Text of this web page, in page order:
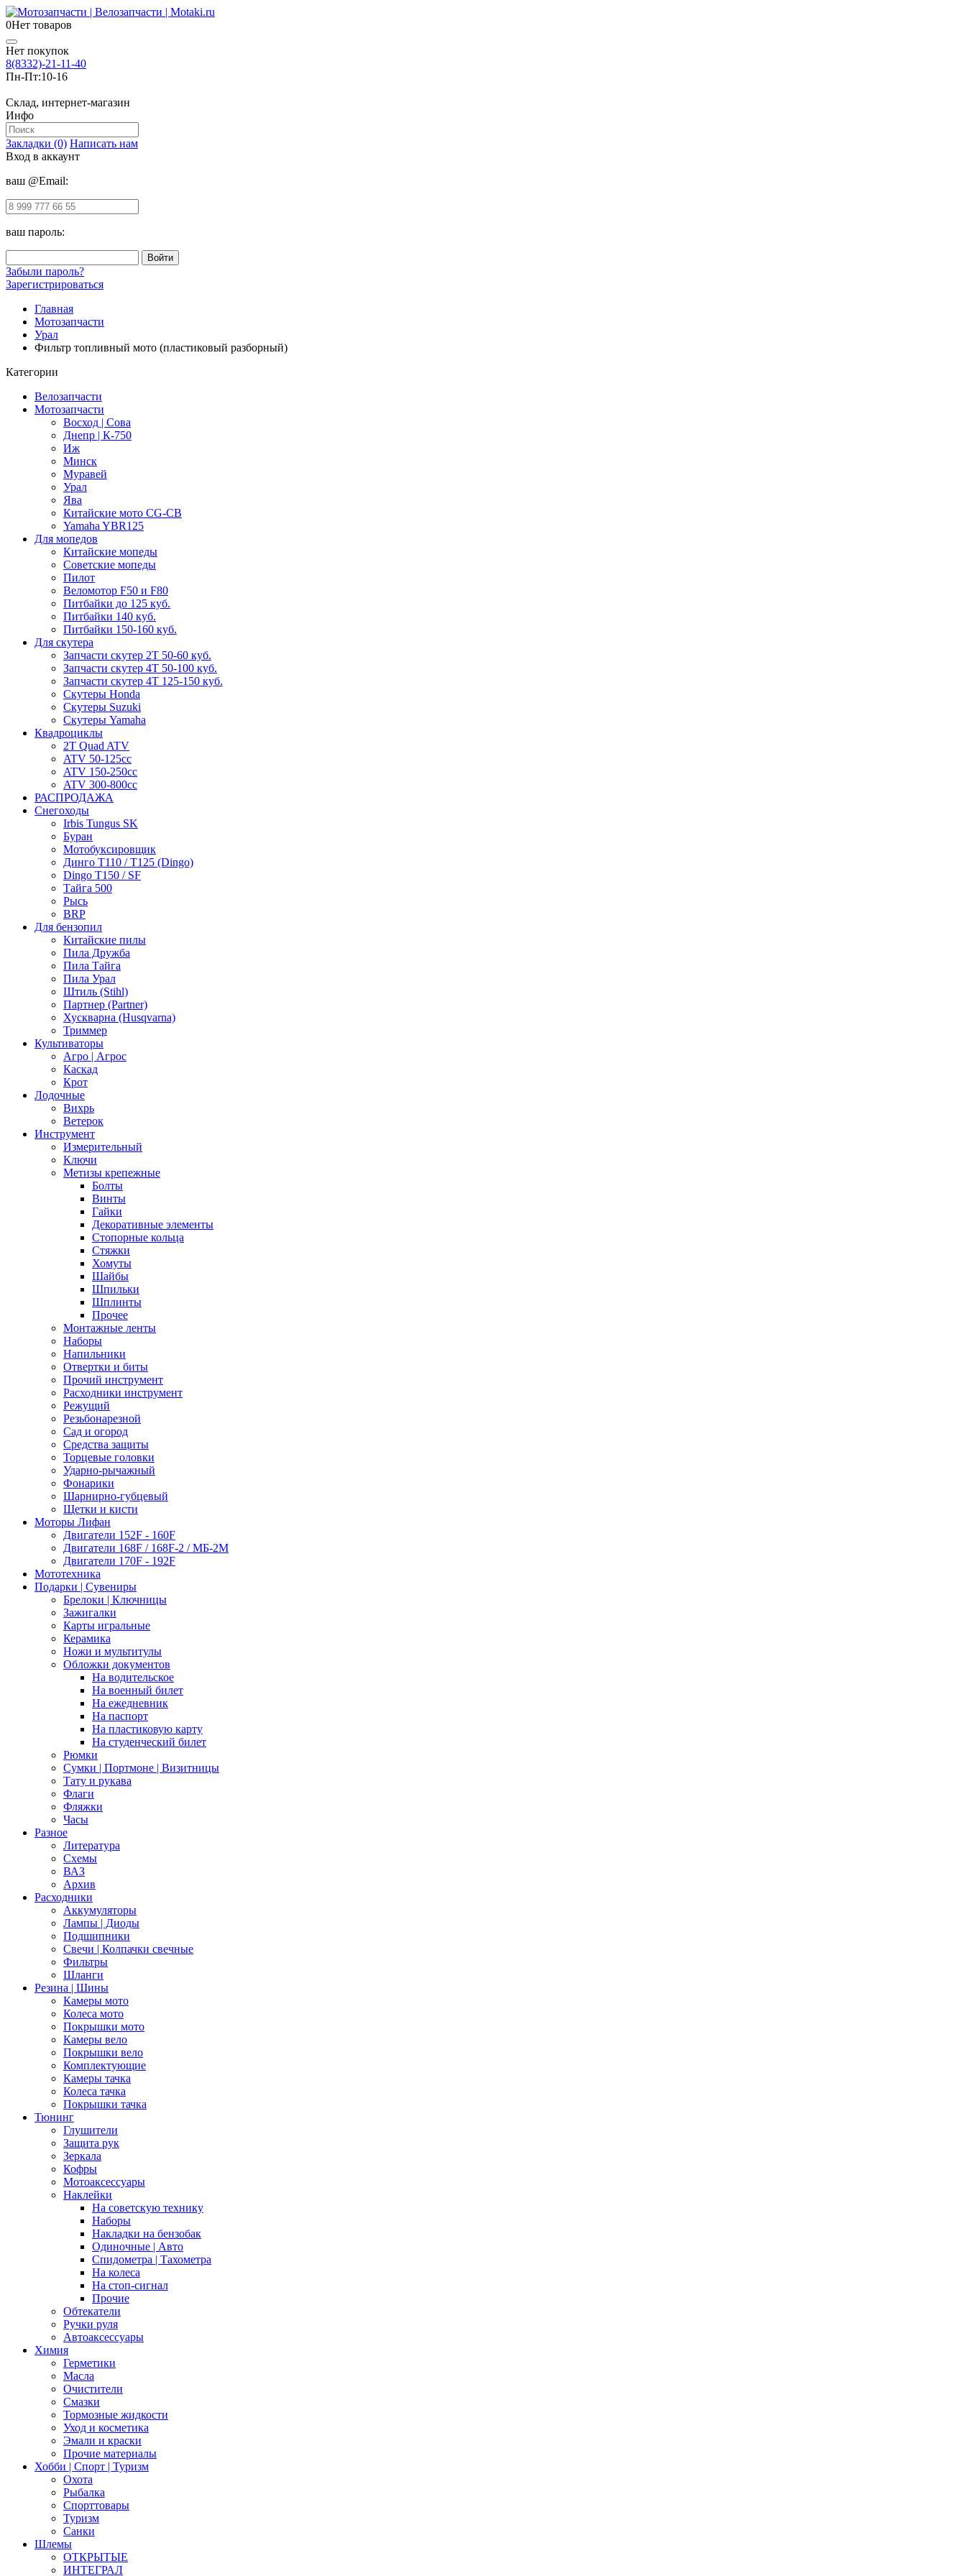
0Нет товаров
Нет покупок
8(8332)-21-11-40
Пн-Пт:10-16
Склад, интернет-магазин
Инфо
Закладки (0) Написать нам
Вход в аккаунт
ваш @Email:
ваш пароль:
Забыли пароль?
Зарегистрироваться
Главная
Мотозапчасти
Урал
Фильтр топливный мото (пластиковый разборный)
Категории
Велозапчасти
Мотозапчасти
Восход | Сова
Днепр | К-750
Иж
Минск
Муравей
Урал
Ява
Китайские мото CG-CB
Yamaha YBR125
Для мопедов
Китайские мопеды
Советские мопеды
Пилот
Веломотор F50 и F80
Питбайки до 125 куб.
Питбайки 140 куб.
Питбайки 150-160 куб.
Для скутера
Запчасти скутер 2Т 50-60 куб.
Запчасти скутер 4Т 50-100 куб.
Запчасти скутер 4Т 125-150 куб.
Скутеры Honda
Скутеры Suzuki
Скутеры Yamaha
Квадроциклы
2T Quad ATV
ATV 50-125cc
ATV 150-250cc
ATV 300-800cc
РАСПРОДАЖА
Снегоходы
Irbis Tungus SK
Буран
Мотобуксировщик
Динго T110 / T125 (Dingo)
Dingo T150 / SF
Тайга 500
Рысь
BRP
Для бензопил
Китайские пилы
Пила Дружба
Пила Тайга
Пила Урал
Штиль (Stihl)
Партнер (Partner)
Хускварна (Husqvarna)
Триммер
Культиваторы
Агро | Агрос
Каскад
Крот
Лодочные
Вихрь
Ветерок
Инструмент
Измерительный
Ключи
Метизы крепежные
Болты
Винты
Гайки
Декоративные элементы
Стопорные кольца
Стяжки
Хомуты
Шайбы
Шпильки
Шплинты
Прочее
Монтажные ленты
Наборы
Напильники
Отвертки и биты
Прочий инструмент
Расходники инструмент
Режущий
Резьбонарезной
Сад и огород
Средства защиты
Торцевые головки
Ударно-рычажный
Фонарики
Шарнирно-губцевый
Щетки и кисти
Моторы Лифан
Двигатели 152F - 160F
Двигатели 168F / 168F-2 / МБ-2М
Двигатели 170F - 192F
Мототехника
Подарки | Сувениры
Брелоки | Ключницы
Зажигалки
Карты игральные
Керамика
Ножи и мультитулы
Обложки документов
На водительское
На военный билет
На ежедневник
На паспорт
На пластиковую карту
На студенческий билет
Рюмки
Сумки | Портмоне | Визитницы
Тату и рукава
Флаги
Фляжки
Часы
Разное
Литература
Схемы
ВАЗ
Архив
Расходники
Аккумуляторы
Лампы | Диоды
Подшипники
Свечи | Колпачки свечные
Фильтры
Шланги
Резина | Шины
Камеры мото
Колеса мото
Покрышки мото
Камеры вело
Покрышки вело
Комплектующие
Камеры тачка
Колеса тачка
Покрышки тачка
Тюнинг
Глушители
Защита рук
Зеркала
Кофры
Мотоаксессуары
Наклейки
На советскую технику
Наборы
Накладки на бензобак
Одиночные | Авто
Спидометра | Тахометра
На колеса
На стоп-сигнал
Прочие
Обтекатели
Ручки руля
Автоаксессуары
Химия
Герметики
Масла
Очистители
Смазки
Тормозные жидкости
Уход и косметика
Эмали и краски
Прочие материалы
Хобби | Cпорт | Туризм
Охота
Рыбалка
Спорттовары
Туризм
Санки
Шлемы
ОТКРЫТЫЕ
ИНТЕГРАЛ